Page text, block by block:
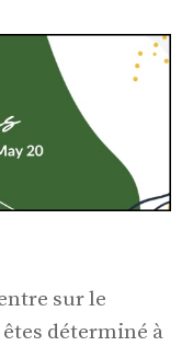
sur le
déterminé à